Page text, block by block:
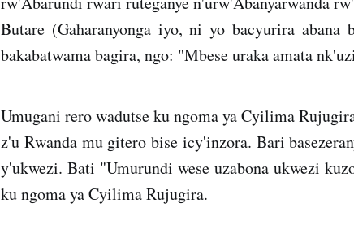
Butare (Gaharanyonga iyo, ni yo bacyurira abana
bakabatwama bagira, ngo: "Mbese uraka amata
Umugani rero wadutse ku ngoma ya Cyilima
z'u Rwanda mu gitero bise icy'inzora. Bari
y'ukwezi. Bati "Umurundi wese uzabona ukwezi
ku ngoma ya Cyilima Rujugira.